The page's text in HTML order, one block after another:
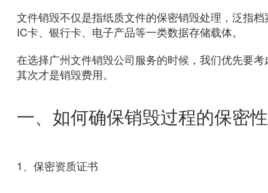
文件销毁不仅是指纸质文件的保密销毁处理，泛指
IC卡、银行卡、电子产品等一类数据存储载体。
在选择广州文件销毁公司服务的时候，我们优先要
其次才是销毁费用。
一、如何确保销毁过程的保密
1、保密资质证书